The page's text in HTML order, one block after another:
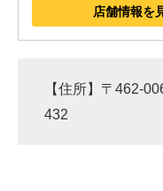
店舗情報を
【住所】〒462-
432